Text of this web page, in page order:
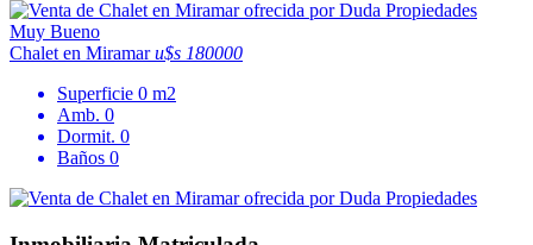
Muy Bueno
Chalet en Miramaru$s 180000
Superficie 0 m2
Amb. 0
Dormit. 0
Baños 0